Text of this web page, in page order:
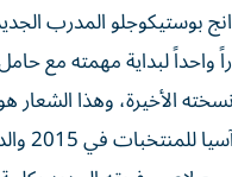
بوستيكوجلو المدرب
واحداً لبداية مهمته مع
الأخيرة، وهذا الشعار
واستهل